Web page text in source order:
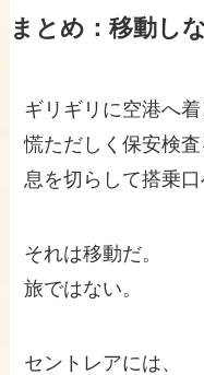
まとめ：移動し
ギリギリに空港へ着
慌ただしく保安検査
息を切らして搭乗口
それは移動だ。
旅ではない。
セントレアには、